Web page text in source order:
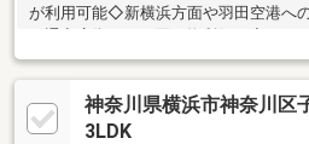
が利用可能◇新横浜方面や羽田空港へ
には神之木公園をはじめ大小様々な公
が工夫された二世帯住宅◇障子が柔ら
からの光が演出する室内◇魅力たっぷ
は販売価格に含まれません*一部画像は
神奈川県横浜市神奈川区
3LDK